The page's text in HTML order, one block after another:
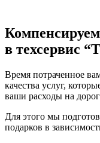
в техсервис
Время потраченное
качества услуг,
ваши расходы на
Для этого мы
подарков в